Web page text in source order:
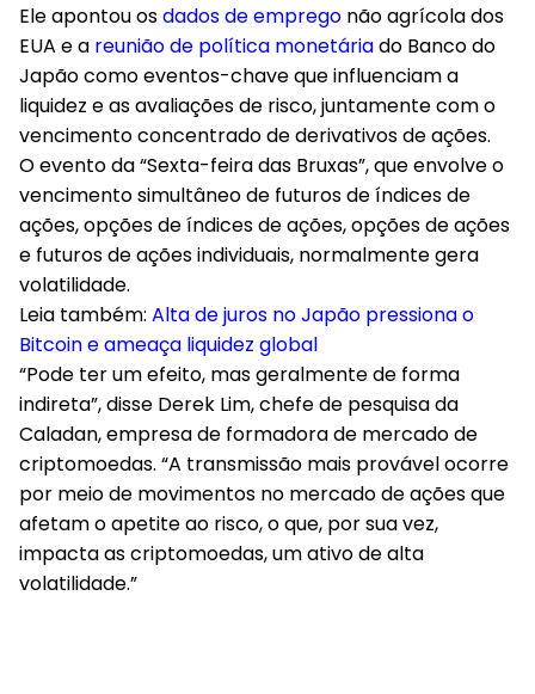
Ele apontou osdados de emprego não agrícola dos
EUA e a reunião de política monetáriado Banco do
Japão como eventos-chave que influenciam a
liquidez e as avaliações de risco, juntamente com o
vencimento concentrado de derivativos de ações.
O evento da “Sexta-feira das Bruxas”, que envolve o
vencimento simultâneo de futuros de índices de
ações, opções de índices de ações, opções de ações
e futuros de ações individuais, normalmente gera
volatilidade.
Leia também: Alta de juros no Japão pressiona o
Bitcoin e ameaça liquidez global
“Pode ter um efeito, mas geralmente de forma
indireta”, disse Derek Lim, chefe de pesquisa da
Caladan, empresa de formadora de mercado de
criptomoedas. “A transmissão mais provável ocorre
por meio de movimentos no mercado de ações que
afetam o apetite ao risco, o que, por sua vez,
impacta as criptomoedas, um ativo de alta
volatilidade.”